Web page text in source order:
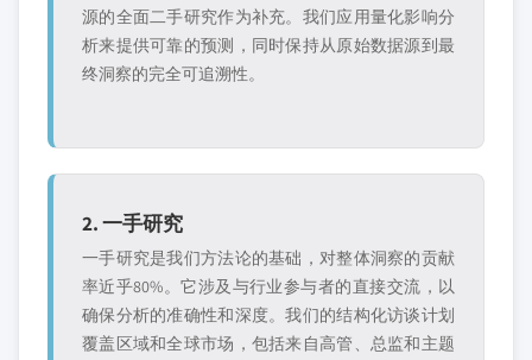
源的全面二手研究作为补充。我们应用量化影响分
析来提供可靠的预测，同时保持从原始数据源到最
终洞察的完全可追溯性。
2. 一手研究
一手研究是我们方法论的基础，对整体洞察的贡献
率近乎80%。它涉及与行业参与者的直接交流，以
确保分析的准确性和深度。我们的结构化访谈计划
覆盖区域和全球市场，包括来自高管、总监和主题